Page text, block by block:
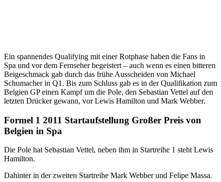
Ein spannendes Qualifying mit einer Rotphase haben die Fans in
Spa und vor dem Fernseher begeistert – auch wenn es einen bitteren
Beigeschmack gab durch das frühe Ausscheiden von Michael
Schumacher in Q1. Bis zum Schluss gab es in der Qualifikation zum
Belgien GP einen Kampf um die Pole, den Sebastian Vettel auf den
letzten Drücker gewann, vor Lewis Hamilton und Mark Webber.
Formel 1 2011 Startaufstellung Großer Preis von
Belgien in Spa
Die Pole hat Sebastian Vettel, neben ihm in Startreihe 1 steht Lewis
Hamilton.
Dahinter in der zweiten Startreihe Mark Webber und Felipe Massa.